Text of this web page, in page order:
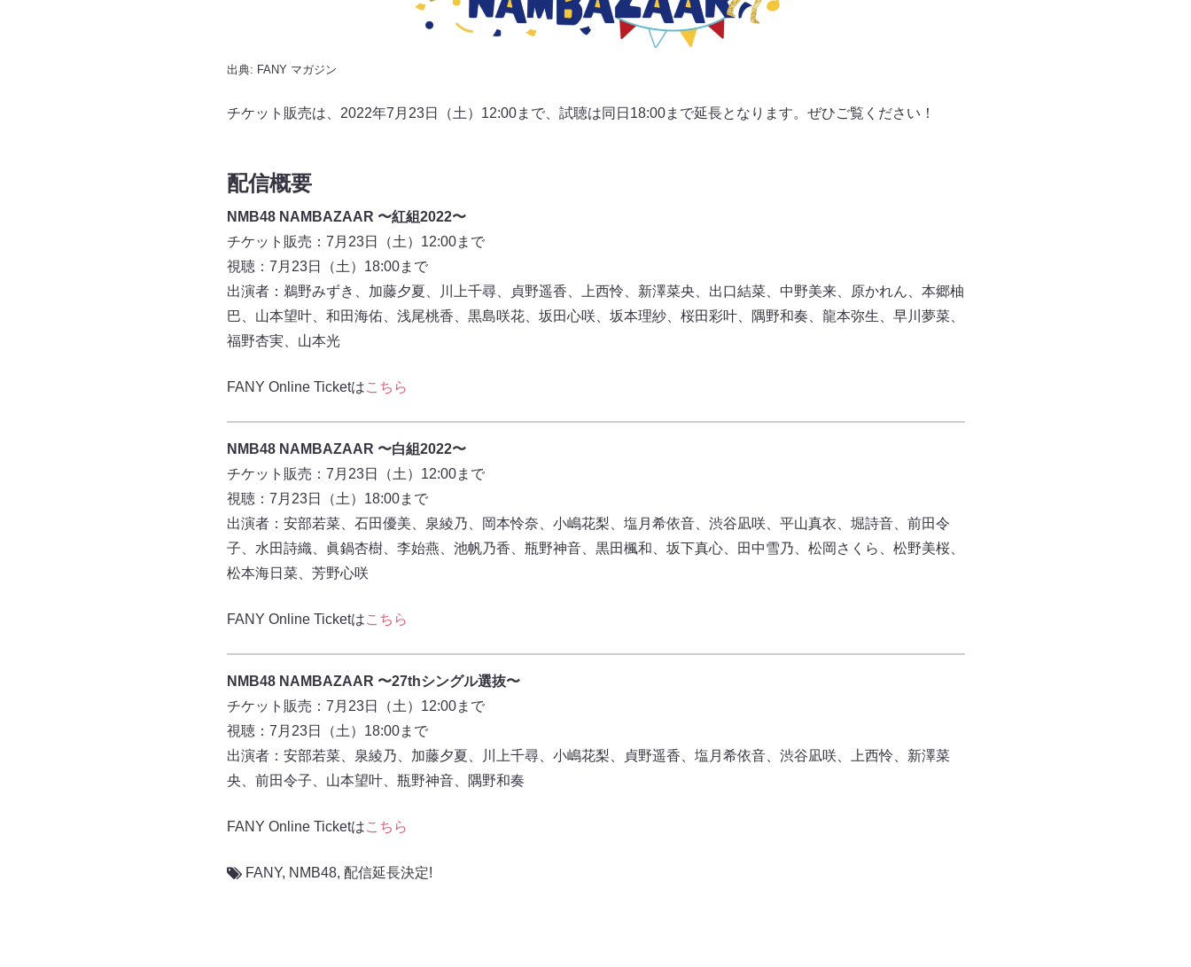
出典: FANY マガジン
チケット販売は、2022年7月23日（土）12:00まで、試聴は同日18:00まで延長となります。ぜひご覧ください！
配信概要
NMB48 NAMBAZAAR 〜紅組2022〜
チケット販売：7月23日（土）12:00まで
視聴：7月23日（土）18:00まで
出演者：鵜野みずき、加藤夕夏、川上千尋、貞野遥香、上西怜、新澤菜央、出口結菜、中野美来、原かれん、本郷柚
巴、山本望叶、和田海佑、浅尾桃香、黒島咲花、坂田心咲、坂本理紗、桜田彩叶、隅野和奏、龍本弥生、早川夢菜、
福野杏実、山本光
FANY Online Ticketはこちら
NMB48 NAMBAZAAR 〜白組2022〜
チケット販売：7月23日（土）12:00まで
視聴：7月23日（土）18:00まで
出演者：安部若菜、石田優美、泉綾乃、岡本怜奈、小嶋花梨、塩月希依音、渋谷凪咲、平山真衣、堀詩音、前田令
子、水田詩織、眞鍋杏樹、李始燕、池帆乃香、瓶野神音、黒田楓和、坂下真心、田中雪乃、松岡さくら、松野美桜、
松本海日菜、芳野心咲
FANY Online Ticketはこちら
NMB48 NAMBAZAAR 〜27thシングル選抜〜
チケット販売：7月23日（土）12:00まで
視聴：7月23日（土）18:00まで
出演者：安部若菜、泉綾乃、加藤夕夏、川上千尋、小嶋花梨、貞野遥香、塩月希依音、渋谷凪咲、上西怜、新澤菜
央、前田令子、山本望叶、瓶野神音、隅野和奏
FANY Online Ticketはこちら
FANY, NMB48, 配信延長決定!